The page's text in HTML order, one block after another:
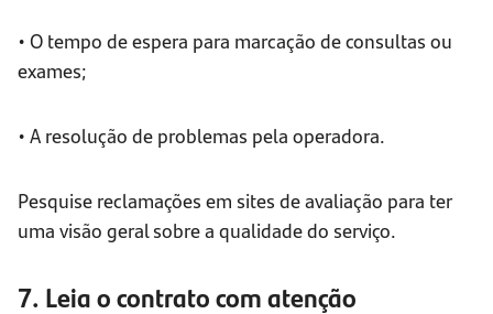
• O tempo de espera para marcação de consultas ou
exames;
• A resolução de problemas pela operadora.
Pesquise reclamações em sites de avaliação para ter
uma visão geral sobre a qualidade do serviço.
7. Leia o contrato com atenção